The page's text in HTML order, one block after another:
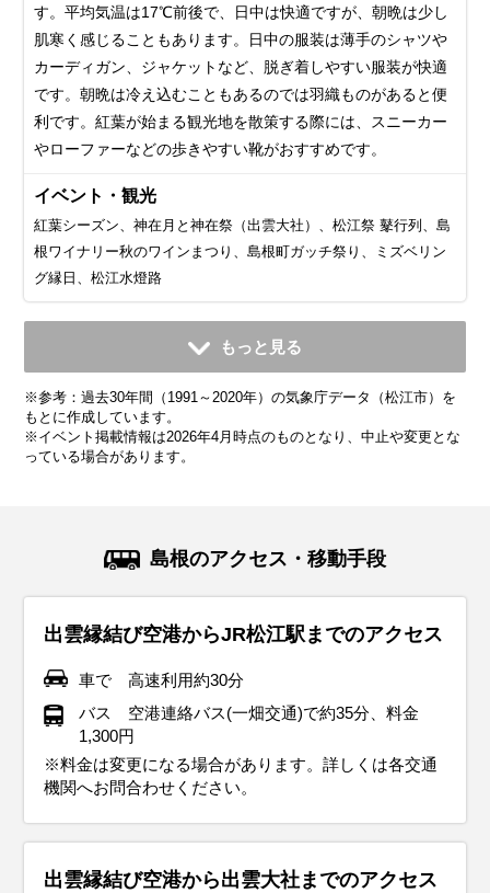
す。平均気温は17℃前後で、日中は快適ですが、朝晩は少し
肌寒く感じることもあります。日中の服装は薄手のシャツや
カーディガン、ジャケットなど、脱ぎ着しやすい服装が快適
です。 朝晩は冷え込むこともあるのでは羽織ものがあると便
利です。紅葉が始まる観光地を散策する際には、スニーカー
やローファーなどの歩きやすい靴がおすすめです。
イベント・観光
紅葉シーズン、神在月と神在祭（出雲大社）、松江祭 鼕行列、島
根ワイナリー秋のワインまつり、島根町ガッチ祭り、ミズベリン
グ縁日、松江水燈路
11月
平均気温・降水量
12.0℃ 121.6mm
気候・服装
11月の島根地方は秋の終わりを感じ、冬へと向かう向かう季
す。 寒暖差が大きい時期なのでセーターやジャケット、コー
トなどを状況に合わせて使い分けできる服装がおすすめで
す。足元には防寒性のあるスニーカーやブーツを履いて、観
光中の快適さを保ちます。
イベント・観光
紅葉シーズン、神在祭、神迎祭、神等去出祭、須佐神社の新嘗
祭:、石見神楽の奉納神楽、雲南出雲神楽の夕べ、グリーンフェス
12月
平均気温・降水量
7.0℃ 154.5mm
気候・服装
12月の島根地方は本格的な冬の始まりで、冷え込みが一段と
コートやダウンジャケットが必須です。インナーもセーター
や厚手のシャツなど、重ね着できるものを準備した方が良い
でしょう。朝晩の冷え込みや天候の変化に備え、マフラー・
手袋・帽子などの防寒小物を持参すると安心です。また、防
水性があり滑りにくい靴やブーツを選ぶことで、山間部など
気温が下がりやすい場所でも安全に過ごせます。
イベント・観光
在祭後の神等去出祭、水鳥観察会、ウインターナイトフェスティ
1月
平均気温・降水量
4.6℃ 153.3mm
気候・服装
1月の島根地方は最も寒い時期。平均気温は約4℃と寒い日が
るとより寒さを妨げます。またマフラー、手袋など、しっか
りとした防寒対策も必要です。積雪は少ないですが、路面の
凍結に備えて靴は防寒性が高く、滑りにくい低めのブーツや
スニーカーなどがおすすめです。
イベント・観光
ウィンタースポーツシーズン、イルミネーションシーズン、雲大
社初詣、吉兆さん行列、出雲ウォーク、隠岐の牛突き（闘牛）初
2月
平均気温・降水量
5.0℃ 118.4mm
気候・服装
2月の島根地方も1月に引き続き寒さが厳しく、積雪が観測さ
ケットがおすすめ。ヒートテックや起毛インナーで寒さ対策
をしっかりしましょう。手袋やマフラーなどの防寒対策も忘
れずに！雪や雨で路面が滑りやすくなることがあるので、滑
りにくい靴底の靴を選ぶと良い でしょう。
イベント・観光
ウィンタースポーツシーズン、イルミネーションシーズン、出雲
大社相模分祠 節分祭、日本石見神楽大会、弥栄神楽まつり（どぶ
水燈路（冬のライトアップ）
3月
平均気温・降水量
8.0℃ 134.0mm
気候・服装
3月の島根地方は春の訪れを感じつつもまだ寒さが残る季節
手のコートがあると良いでしょう。また積雪を伴う場合もあ
るので防水や防寒に優れた靴のほうが安心です。中旬以降は
徐々に暖かくなり、軽めのコートやジャケットが良いでしょ
う。また朝晩は冷え込む日も多いので、脱ぎ着しやすい重ね
着が便利です。
イベント・観光
春季祖霊社大祭（出雲大社教）、松江伝統芸能祭、玉造温泉 桜ま
リレーマラソン
4月
平均気温・降水量
13.1℃ 113.0mm
気候・服装
4月の島根地方は徐々に冬の寒さが和らぎ、春らしい陽気に
に、カーディガンや薄手のジャケットを羽織るのがおすすめ
です。朝晩は冷え込むのでセーターやパーカー、ライトダウ
ンなどを重ね着すると良いでしょう。足元は歩きやすいスニ
ーカーを選んで、観光を快適に楽しみましょう。また、ス
ギ・ヒノキ花粉がピークの地域もありますのでマスクなどの
花粉対策も忘れずに！
イベント・観光
ぼたん祭、今在家チューリップまつり
5月
平均気温・降水量
18.0℃ 130.3mm
気候・服装
5月の島根地方は春から初夏への移り変わりを感じられ、気
る日もあれば、17℃前後の日もあります。半袖シャツに薄手
の羽織りもの（カーディガン、パーカー、ジャケットなど）
がおすすめです。 足元はスニーカーや歩きやすい靴がおすす
めです。出雲大社など、神社を参拝する際には、脱ぎ履きし
やすい靴を選ぶと良いでしょう。 虫除けや紫外線対策も忘れ
ずに持っていくと安心です。
イベント・観光
立つ風土記の丘こどもまつり、ますだ夏まつり、美都温泉まつり
6月
平均気温・降水量
21.7℃ 173.0mm
気候・服装
6月の島根地方は梅雨入りの時期で、雨の日が多くなりま
しく感じることもあるので羽織るものがあると安心です。ま
た、防水性の高いレインコートや撥水加工のあるジャケット
で雨対策を！折りたたみ傘も必須です。靴は防水スニーカー
やレインシューズが安心できます。
イベント・観光
あじさいの見頃、サイクリングシーズン、フィッシング、出雲大
社 涼殿祭、大山夏山開き祭、松江武者の日、玉造ぷち湯治旅
7月
平均気温・降水量
25.8℃ 234.1mm
気候・服装
7月の島根地方は梅雨が明けると夏本番となり、平均気温は
装がおすすめです。日中の強い日差しを避けるために、帽子
やサングラスを使ったり、日焼け止めで紫外線対策をしっか
り行いましょう。観光施設などは冷房が効いてことが多いの
で薄手の羽織ものがあると便利です。
イベント・観光
海水浴シーズン、フィッシング、花火大会（各地）、平田天満宮
奉納 平田一式飾り競技大会、多伎キララまつり、玉造温泉 夏まつ
道町・氷川神社の祇園祭（れんげ祭）、全日本トライアスロン皆
もっと見る
※参考：過去30年間（1991～2020年）の気象庁データ（松江市）を
もとに作成しています。
※イベント掲載情報は2026年4月時点のものとなり、中止や変更とな
っている場合があります。
島根のアクセス・移動手段
出雲縁結び空港からJR松江駅までのアクセス
車で 高速利用約30分
バス 空港連絡バス(一畑交通)で約35分、料金
1,300円
※料金は変更になる場合があります。詳しくは各交通
機関へお問合わせください。
出雲縁結び空港から出雲大社までのアクセス